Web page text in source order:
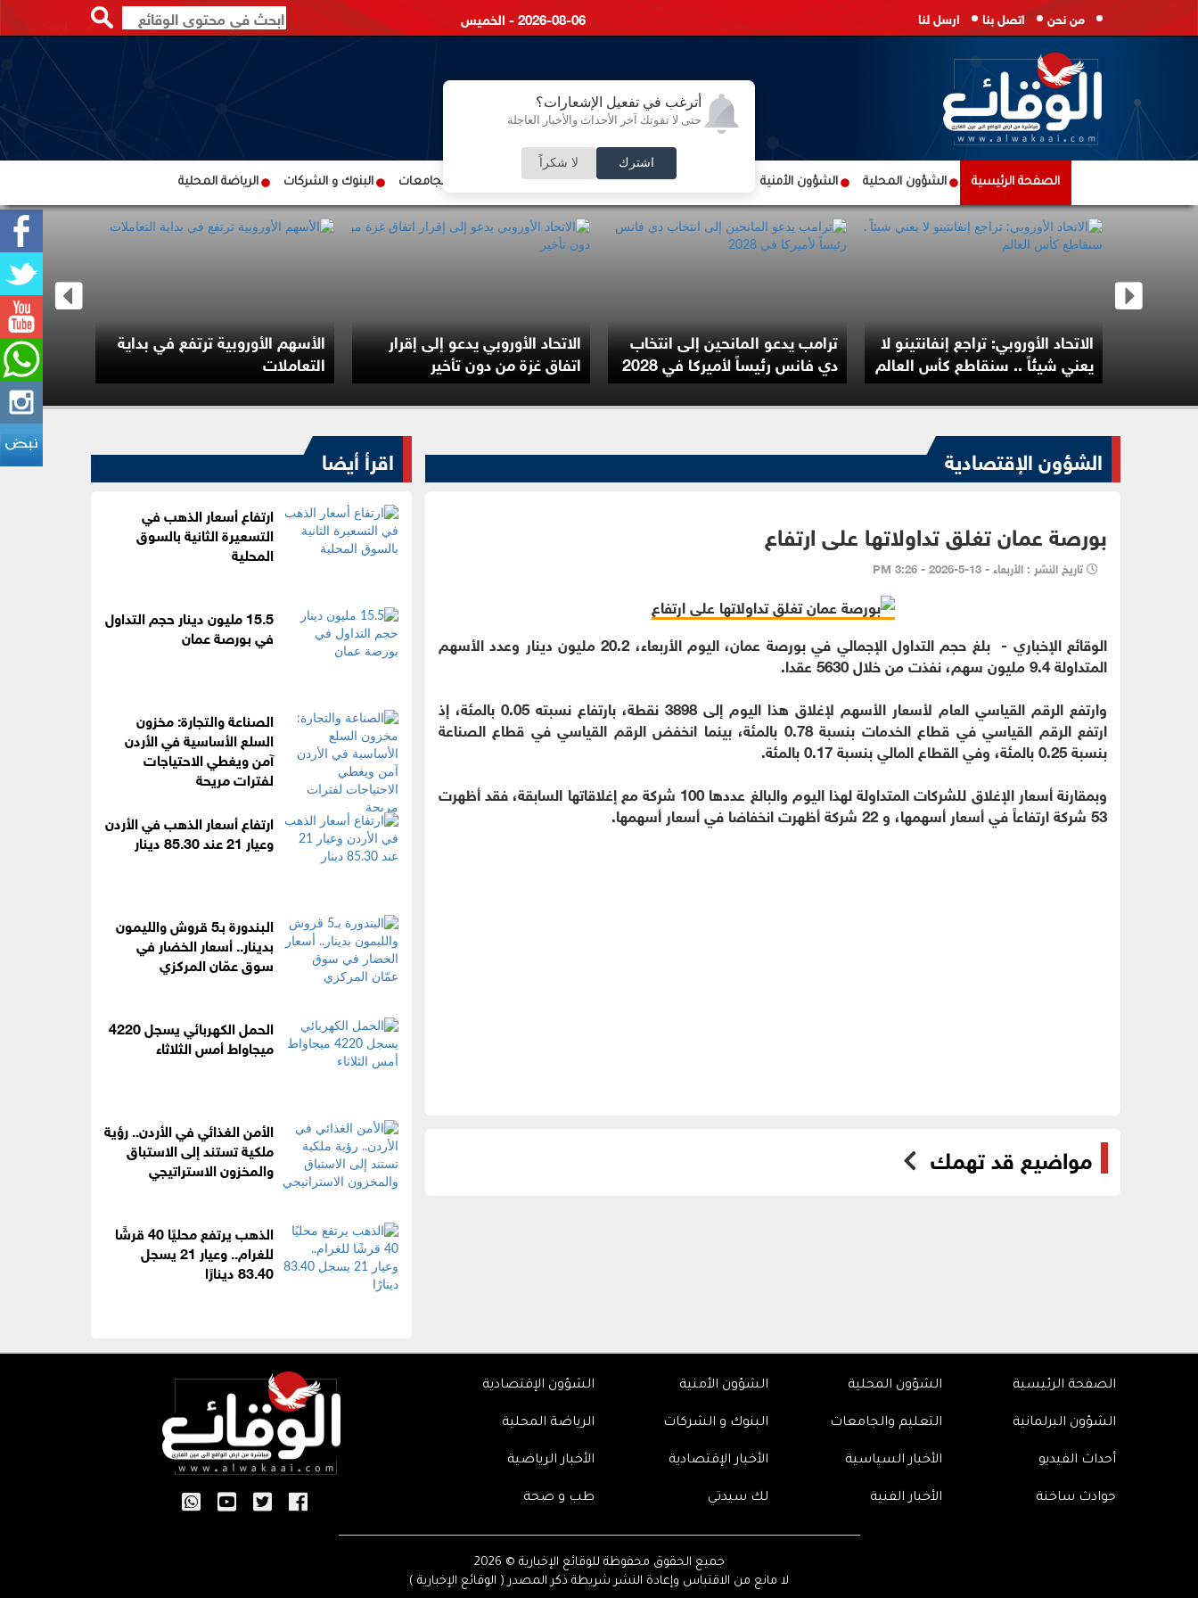
أترغب في تفعيل الإشعارات؟
حتى لا تفوتك آخر الأحداث والأخبار العاجلة
اشترك لا شكراً
من نحن اتصل بنا ارسل لنا 2026-08-06 - الخميس
الصفحة الرئيسية الشؤون المحلية الشؤون الأمنية الشؤون الإقتصادية الشؤون البرلمانية التعليم والجامعات البنوك و الشركات الرياضة المحلية
قطاع
الاتحاد الأوروبي: تراجع إنفانتينو لا
يعني شيئاً .. سنقاطع كأس العالم
ترامب يدعو المانحين إلى انتخاب
دي فانس رئيساً لأميركا في 2028
الاتحاد الأوروبي يدعو إلى إقرار
اتفاق غزة من دون تأخير
الأسهم الأوروبية ترتفع في بداية
التعاملات
45
حوثي
الشؤون الإقتصادية
بورصة عمان تغلق تداولاتها على ارتفاع
تاريخ النشر : الأربعاء - 13-5-2026 - 3:26 PM
الوقائع الإخباري - بلغ حجم التداول الإجمالي في بورصة عمان، اليوم الأربعاء، 20.2 مليون دينار وعدد الأسهم
المتداولة 9.4 مليون سهم، نفذت من خلال 5630 عقدا.
وارتفع الرقم القياسي العام لأسعار الأسهم لإغلاق هذا اليوم إلى 3898 نقطة، بارتفاع نسبته 0.05 بالمئة، إذ
ارتفع الرقم القياسي في قطاع الخدمات بنسبة 0.78 بالمئة، بينما انخفض الرقم القياسي في قطاع الصناعة
بنسبة 0.25 بالمئة، وفي القطاع المالي بنسبة 0.17 بالمئة.
وبمقارنة أسعار الإغلاق للشركات المتداولة لهذا اليوم والبالغ عددها 100 شركة مع إغلاقاتها السابقة، فقد أظهرت
53 شركة ارتفاعاً في أسعار أسهمها، و 22 شركة أظهرت انخفاضا في أسعار أسهمها.
مواضيع قد تهمك
اقرأ أيضا
ارتفاع أسعار الذهب في
التسعيرة الثانية بالسوق
المحلية
15.5 مليون دينار حجم التداول
في بورصة عمان
الصناعة والتجارة: مخزون
السلع الأساسية في الأردن
آمن ويغطي الاحتياجات
لفترات مريحة
ارتفاع أسعار الذهب في الأردن
وعيار 21 عند 85.30 دينار
البندورة بـ5 قروش والليمون
بدينار.. أسعار الخضار في
سوق عمّان المركزي
الحمل الكهربائي يسجل 4220
ميجاواط أمس الثلاثاء
الأمن الغذائي في الأردن.. رؤية
ملكية تستند إلى الاستباق
والمخزون الاستراتيجي
الذهب يرتفع محليًا 40 قرشًا
للغرام.. وعيار 21 يسجل
83.40 دينارًا
الصفحة الرئيسية الشؤون المحلية الشؤون الأمنية الشؤون الإقتصادية
الشؤون البرلمانية التعليم والجامعات البنوك و الشركات الرياضة المحلية
أحداث الفيديو الأخبار السياسية الأخبار الإقتصادية الأخبار الرياضية
حوادث ساخنة الأخبار الفنية لك سيدتي طب و صحة
جميع الحقوق محفوظة للوقائع الإخبارية © 2026
لا مانع من الاقتباس وإعادة النشر شريطة ذكر المصدر ( الوقائع الإخبارية )